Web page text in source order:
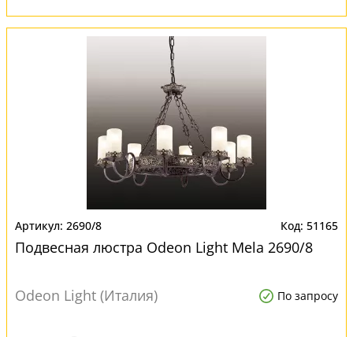
2690/8 51165
Подвесная люстра Odeon Light Mela 2690/8
Odeon Light (Италия) По запросу